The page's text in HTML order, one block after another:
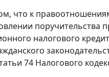
что к
поручительства
налогового
74 Налогового